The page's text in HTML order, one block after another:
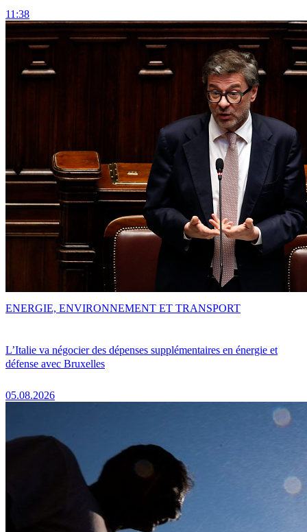
11:38
L’Italie va négocier des dépenses supplémentaires en énergie et
défense avec Bruxelles
05.08.2026
ENERGIE, ENVIRONNEMENT ET TRANSPORT